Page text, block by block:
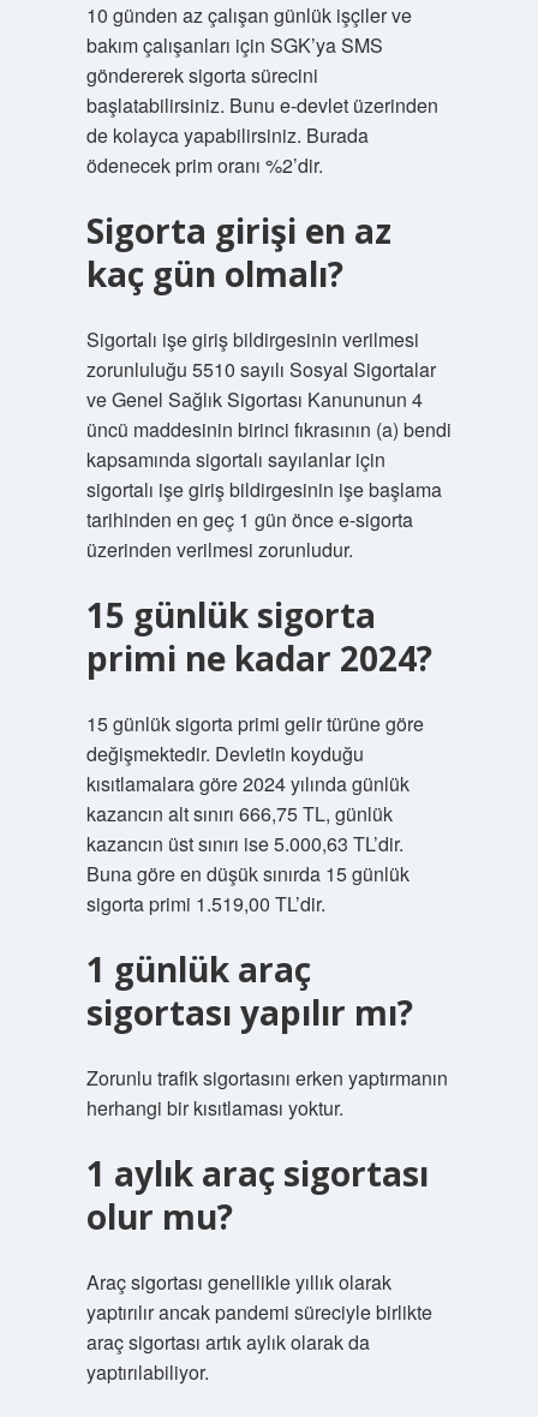
10 günden az çalışan günlük işçiler ve
bakım çalışanları için SGK’ya SMS
göndererek sigorta sürecini
başlatabilirsiniz. Bunu e-devlet üzerinden
de kolayca yapabilirsiniz. Burada
ödenecek prim oranı %2’dir.
Sigorta girişi en az
kaç gün olmalı?
Sigortalı işe giriş bildirgesinin verilmesi
zorunluluğu 5510 sayılı Sosyal Sigortalar
ve Genel Sağlık Sigortası Kanununun 4
üncü maddesinin birinci fıkrasının (a) bendi
kapsamında sigortalı sayılanlar için
sigortalı işe giriş bildirgesinin işe başlama
tarihinden en geç 1 gün önce e-sigorta
üzerinden verilmesi zorunludur.
15 günlük sigorta
primi ne kadar 2024?
15 günlük sigorta primi gelir türüne göre
değişmektedir. Devletin koyduğu
kısıtlamalara göre 2024 yılında günlük
kazancın alt sınırı 666,75 TL, günlük
kazancın üst sınırı ise 5.000,63 TL’dir.
Buna göre en düşük sınırda 15 günlük
sigorta primi 1.519,00 TL’dir.
1 günlük araç
sigortası yapılır mı?
Zorunlu trafik sigortasını erken yaptırmanın
herhangi bir kısıtlaması yoktur.
1 aylık araç sigortası
olur mu?
Araç sigortası genellikle yıllık olarak
yaptırılır ancak pandemi süreciyle birlikte
araç sigortası artık aylık olarak da
yaptırılabiliyor.